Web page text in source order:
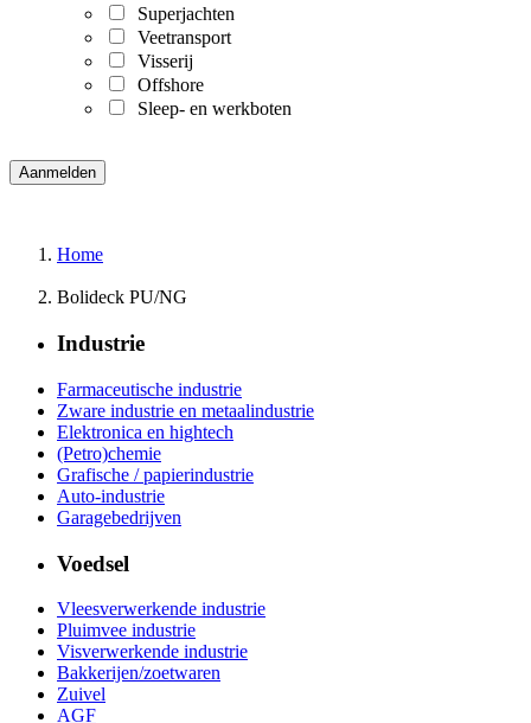
Superjachten
Veetransport
Visserij
Offshore
Sleep- en werkboten
Home
Bolideck PU/NG
Industrie
Farmaceutische industrie
Zware industrie en metaalindustrie
Elektronica en hightech
(Petro)chemie
Grafische / papierindustrie
Auto-industrie
Garagebedrijven
Voedsel
Vleesverwerkende industrie
Pluimvee industrie
Visverwerkende industrie
Bakkerijen/zoetwaren
Zuivel
AGF